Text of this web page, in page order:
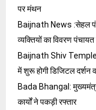
पर मंथन
Baijnath News :सेहल
व्यक्तियों का विवरण पंचायत
Baijnath Shiv Temple
में शुरू होगी डिजिटल दर्शन
Bada Bhangal:
कार्यों ने पकड़ी रफ्तार